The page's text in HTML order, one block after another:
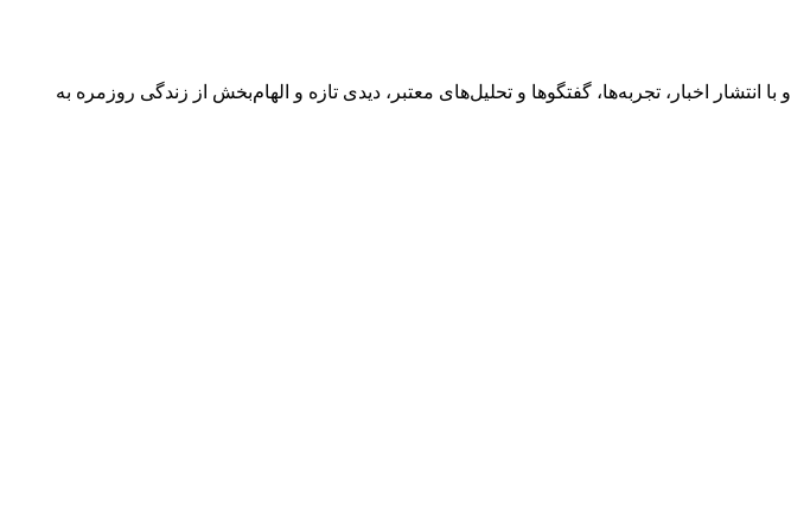
می‌کند و با انتشار اخبار، تجربه‌ها، گفتگوها و تحلیل‌های معتبر، دیدی تازه و الهام‌بخش از زندگی روزمره به